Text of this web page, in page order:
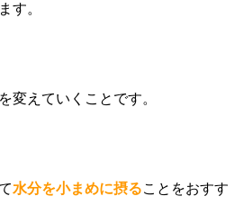
す。
変えていくことです。
水分を小まめに摂ることをおすす